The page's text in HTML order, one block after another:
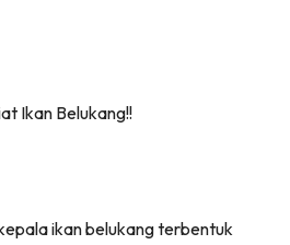
ikan belukang terbentuk